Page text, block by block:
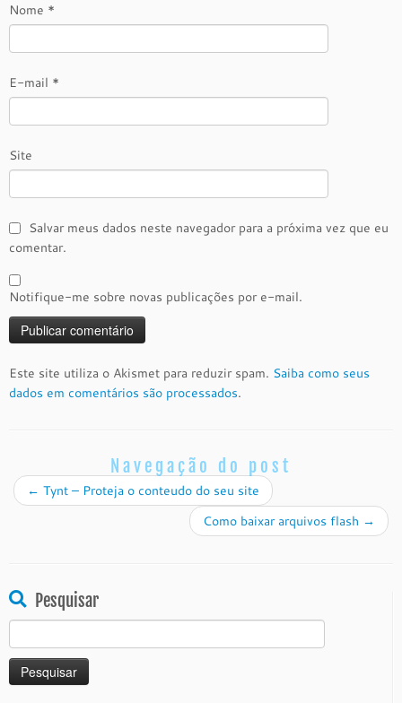
Nome *
E-mail *
Site
Salvar meus dados neste navegador para a próxima vez que eu
comentar.
Notifique-me sobre novas publicações por e-mail.
Este site utiliza o Akismet para reduzir spam. Saiba como seus
dados em comentários são processados.
Navegação do post
← Tynt – Proteja o conteudo do seu site
Como baixar arquivos flash →
Pesquisar
por: